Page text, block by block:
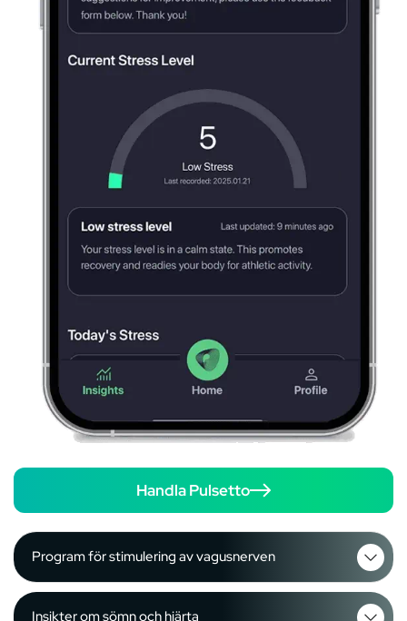
Handla Pulsetto
Program för stimulering av vagusnerven
Insikter om sömn och hjärta